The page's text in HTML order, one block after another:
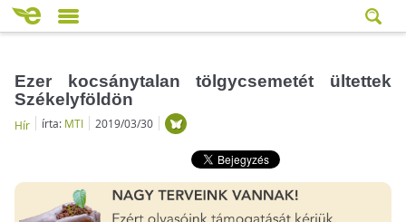
Ezer kocsánytalan tölgycsemetét ültettek
Székelyföldön
Hír írta: MTI 2019/03/30